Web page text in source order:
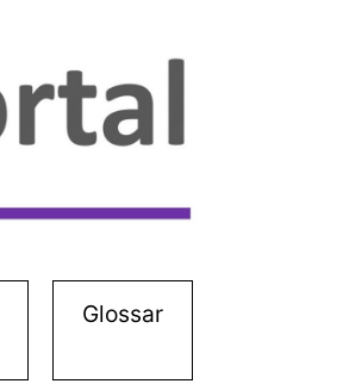
Glossar